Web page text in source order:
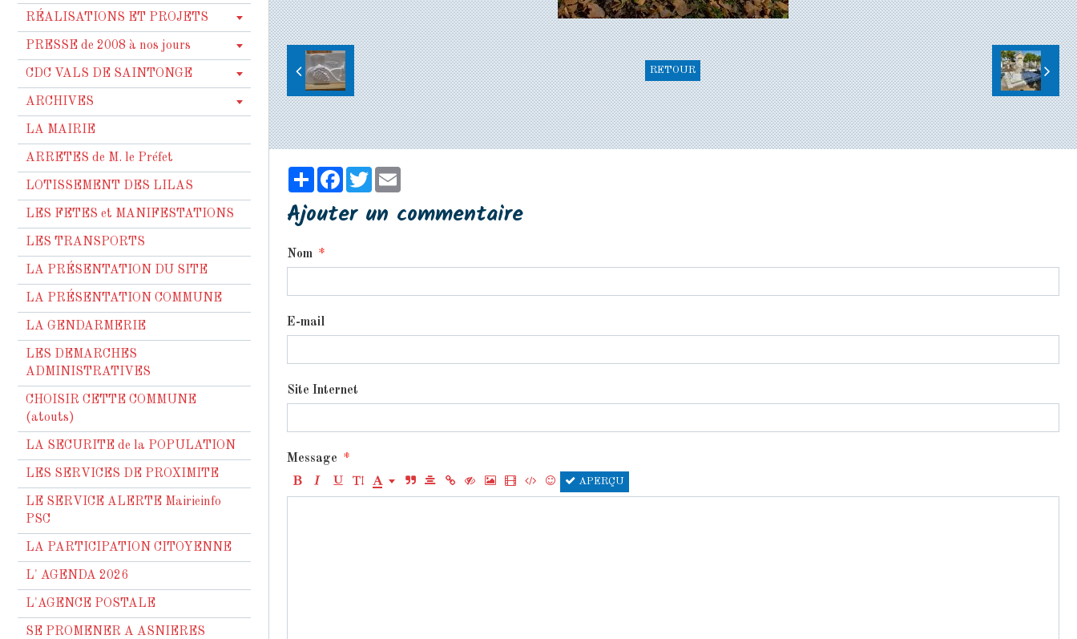
RETOUR
PartagerFacebook
Twitter
Ajouter un commentaire
Nom
E-mail
Site Internet
Message
APERÇU
RÉALISATIONS ET PROJETS
PRESSE de 2008 à nos jours
CDC VALS DE SAINTONGE
ARCHIVES
LA MAIRIE
ARRETES de M. le Préfet
LOTISSEMENT DES LILAS
LES FETES et MANIFESTATIONS
LES TRANSPORTS
LA PRÉSENTATION DU SITE
LA PRÉSENTATION COMMUNE
LA GENDARMERIE
LES DEMARCHES
ADMINISTRATIVES
CHOISIR CETTE COMMUNE
(atouts)
LA SECURITE de la POPULATION
LES SERVICES DE PROXIMITE
LE SERVICE ALERTE Mairieinfo
PSC
LA PARTICIPATION CITOYENNE
L' AGENDA 2026
L'AGENCE POSTALE
SE PROMENER A ASNIERES